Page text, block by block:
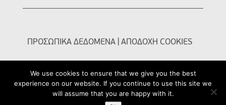
ΠΡΟΣΩΠΙΚΑ ΔΕΔΟΜΕΝΑ ΑΠΟΔΟΧΗ COOKIES
We use cookies to ensure that we give you the best
experience on our website. If you continue to use this site we
will assume that you are happy with it.